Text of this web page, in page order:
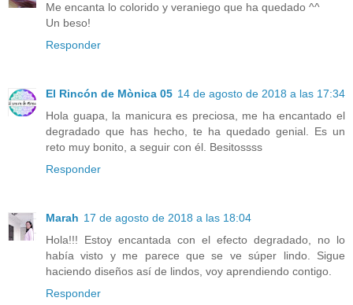
Me encanta lo colorido y veraniego que ha quedado ^^
Un beso!
Responder
El Rincón de Mònica 05 14 de agosto de 2018 a las 17:34
Hola guapa, la manicura es preciosa, me ha encantado el
degradado que has hecho, te ha quedado genial. Es un
reto muy bonito, a seguir con él. Besitossss
Responder
Marah 17 de agosto de 2018 a las 18:04
Hola!!! Estoy encantada con el efecto degradado, no lo
había visto y me parece que se ve súper lindo. Sigue
haciendo diseños así de lindos, voy aprendiendo contigo.
Responder